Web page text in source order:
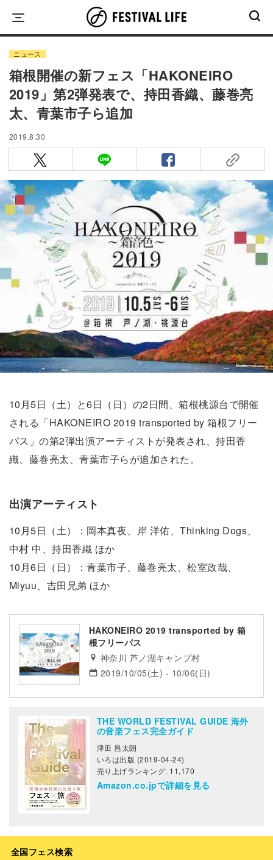
content
ニュース
箱根開催の新フェス「HAKONEIRO
2019」第2弾発表で、持田香織、藤巻亮
太、青葉市子ら追加
2019.8.30
10月5日（土）と6日（日）の2日間、箱根桃源台で開催
される「HAKONEIRO 2019 transported by 箱根フリー
パス」の第2弾出演アーティストが発表され、持田香
織、藤巻亮太、青葉市子らが追加された。
出演アーティスト
10月5日（土）：岡本真夜、岸 洋佑、Thinking Dogs、
中村 中、持田香織 ほか
10月6日（日）：青葉市子、藤巻亮太、松室政哉、
Miyuu、吉田兄弟 ほか
HAKONEIRO 2019 transported by 箱
根フリーパス
神奈川 芦ノ湖キャンプ村
2019/10/05(土) - 10/06(日)
THE WORLD FESTIVAL GUIDE 海外
の音楽フェス完全ガイド
津田 昌太朗
いろは出版 (2019-04-24)
売り上げランキング: 11,170
Amazon.co.jpで詳細を見る
全国フェス検索